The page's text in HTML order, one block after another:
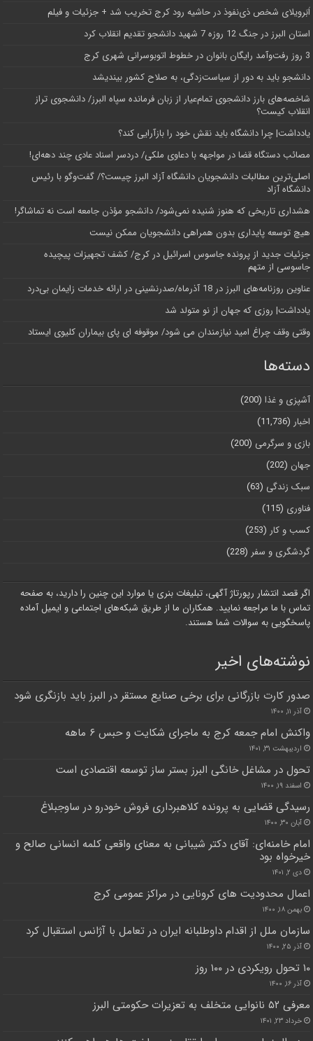
اَبَر‌ویلای شخص ذی‌نفوذ در حاشیه‌ رود کرج تخریب شد + جزئیات و فیلم
استان البرز در جنگ 12 روزه 7 شهید دانشجو تقدیم انقلاب کرد
3 روز رفت‌وآمد رایگان بانوان در خطوط اتوبوسرانی شهری کرج
دانشجو باید به دور از سیاست‌زدگی، به صلاح کشور بیندیشد
شاخصه‌های بارز دانشجوی تمام‌عیار از زبان فرمانده سپاه البرز/ دانشجوی تراز
انقلاب کیست؟
یادداشت| چرا دانشگاه باید نقش خود را بازآرایی کند؟
مصائب دستگاه قضا در مواجهه با دعاوی ملکی/ دردسر اسناد عادی چند‌ دهه‌ای!
اصلی‌ترین مطالبات دانشجویان دانشگاه آزاد البرز چیست؟/ گفت‌وگو با رئیس
دانشگاه آز‌اد
هشداری تاریخی که هنوز شنیده نمی‌شود/ دانشجو مؤذن جامعه است نه تماشاگر!
هیچ توسعه پایداری بدون همراهی دانشجویان ممکن نیست
جزئیات جدید از پرونده جاسوس اسرائیل در کرج/‌ کشف تجهیزات پیچیده
جاسوسی از متهم
عناوین روزنامه‌های البرز در ‌18 آذرماه/صدرنشینی در ارائه خدمات زایمان بی‌درد
یادداشت| روزی که جهان از نو متولد شد
وقتی وقف چراغ امید نیازمندان می شود/ موقوفه ای پای بیماران کلیوی ایستاد
دسته‌ها
آشپزی و غذا (200)
اخبار (11,736)
بازی و سرگرمی (200)
جهان (202)
سبک زندگی (63)
فناوری (115)
کسب و کار (253)
گردشگری و سفر (228)
اگر قصد انتشار رپورتاژ آگهی، تبلیغات بنری یا موارد این چنین را دارید، به صفحه
تماس با ما مراجعه نمایید. همکاران ما از طریق شبکه‌های اجتماعی و ایمیل آماده
پاسخگویی به سوالات شما هستند.
نوشته‌های اخیر
صدور کارت بازرگانی برای برخی صنایع مستقر در البرز باید بازنگری شود
آذر ۱۱, ۱۴۰۰
واکنش امام جمعه کرج به ماجرای شکایت و حبس ۶ ماهه
اردیبهشت ۳۱, ۱۴۰۱
تحول در مشاغل خانگی البرز بستر ساز توسعه اقتصادی است
اسفند ۱۹, ۱۴۰۰
رسیدگی قضایی به پرونده کلاهبرداری فروش خودرو در ساوجبلاغ
آبان ۳۰, ۱۴۰۰
امام خامنه‌ای: آقای دکتر شیبانی به معنای واقعی کلمه انسانی صالح و
خیرخواه بود
دی ۲, ۱۴۰۱
اعمال محدودیت های کرونایی در مراکز عمومی کرج
بهمن ۱۸, ۱۴۰۰
سازمان ملل از اقدام داوطلبانه ایران در تعامل با آژانس استقبال کرد
آذر ۲۵, ۱۴۰۰
۱۰ تحول رویکردی در ۱۰۰ روز
آذر ۱۶, ۱۴۰۰
معرفی ۵٢ نانوایی متخلف به تعزیرات حکومتی البرز
خرداد ۲۳, ۱۴۰۱